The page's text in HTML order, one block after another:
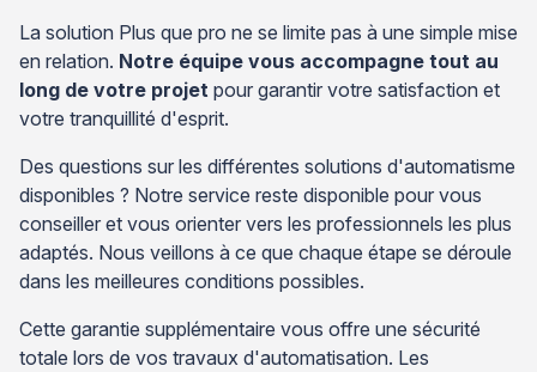
La solution Plus que pro ne se limite pas à une simple mise
en relation. Notre équipe vous accompagne tout au
long de votre projet pour garantir votre satisfaction et
votre tranquillité d'esprit.
Des questions sur les différentes solutions d'automatisme
disponibles ? Notre service reste disponible pour vous
conseiller et vous orienter vers les professionnels les plus
adaptés. Nous veillons à ce que chaque étape se déroule
dans les meilleures conditions possibles.
Cette garantie supplémentaire vous offre une sécurité
totale lors de vos travaux d'automatisation. Les